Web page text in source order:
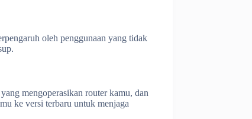
oleh penggunaan yang tidak
mengoperasikan router kamu, dan
ke versi terbaru untuk menjaga